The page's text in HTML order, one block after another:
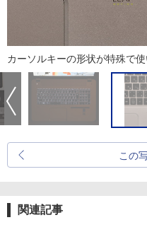
カーソルキーの形状が特殊で
この
関連記事